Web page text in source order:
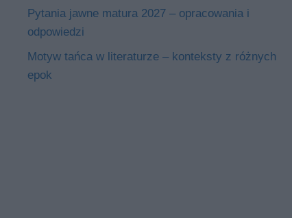
Pytania jawne matura 2027 – opracowania i
odpowiedzi
Motyw tańca w literaturze – konteksty z różnych
epok